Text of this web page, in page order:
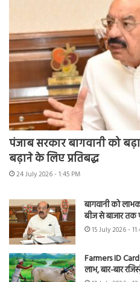
पंजाब सरकार बागवानी को
बढ़ाने के लिए प्रतिबद्ध
24 July 2026 - 1:45 PM
बागवानी को
बीज से बाजार तक
15 July 2026 -
Farmers ID
लाभ, बार-बार